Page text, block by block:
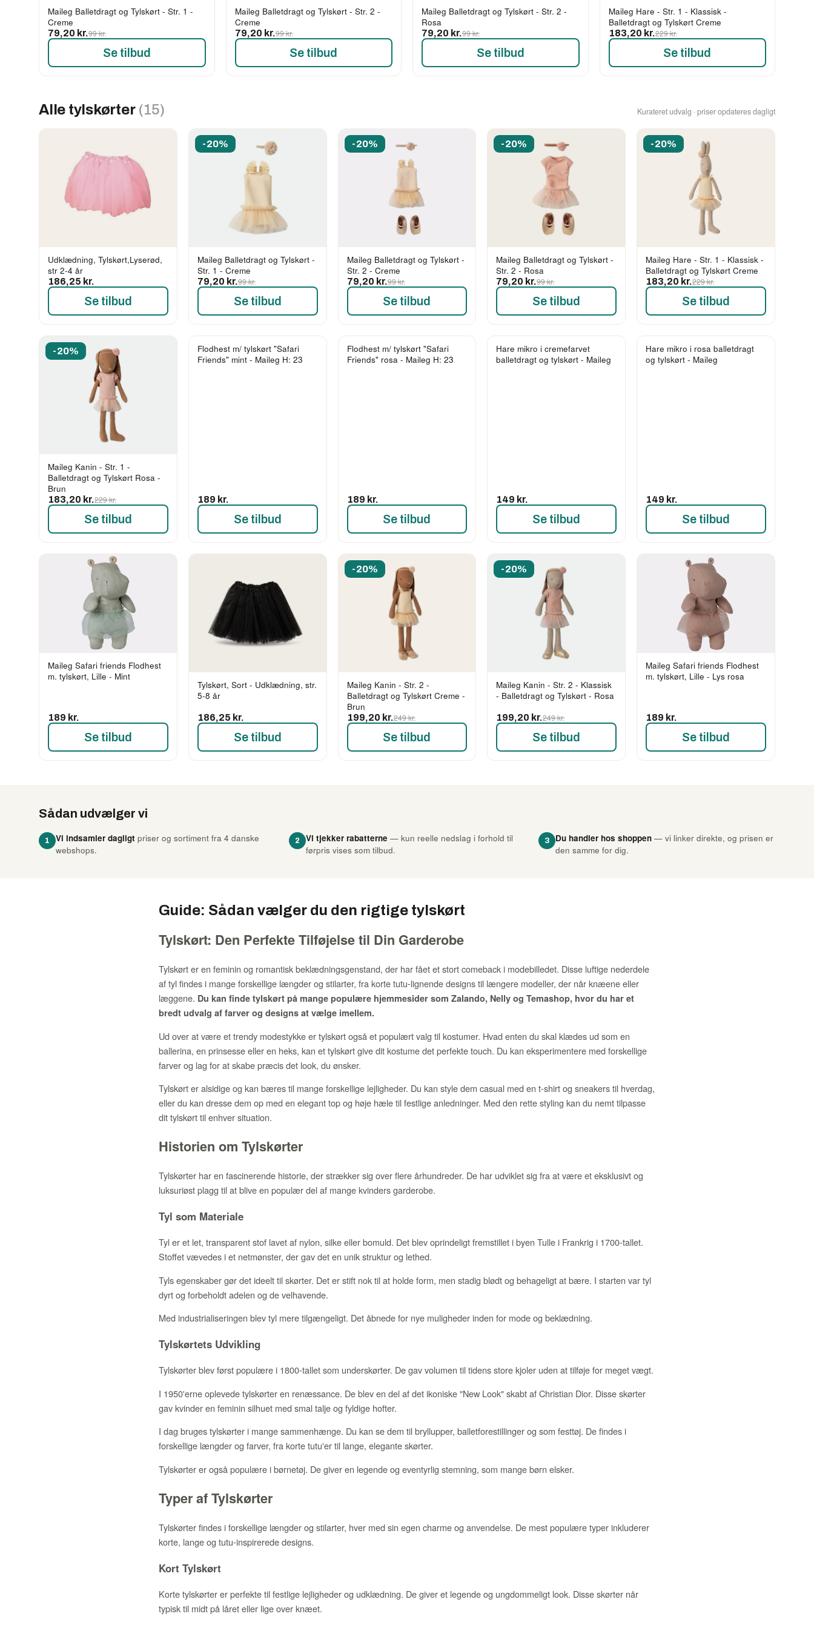
Maileg Balletdragt og Tylskørt - Str. 1 -
Creme
79,20 kr.99 kr.
Se tilbud
Maileg Balletdragt og Tylskørt - Str. 2 -
Creme
79,20 kr.99 kr.
Se tilbud
Maileg Balletdragt og Tylskørt - Str. 2 -
Rosa
79,20 kr.99 kr.
Se tilbud
Maileg Hare - Str. 1 - Klassisk -
Balletdragt og Tylskørt Creme
183,20 kr.229 kr.
Se tilbud
Alle tylskørter (15) Kurateret udvalg · priser opdateres dagligt
Udklædning, Tylskørt,Lyserød,
str 2-4 år
186,25 kr.
Se tilbud
-20%
Maileg Balletdragt og Tylskørt -
Str. 1 - Creme
79,20 kr.99 kr.
Se tilbud
-20%
Maileg Balletdragt og Tylskørt -
Str. 2 - Creme
79,20 kr.99 kr.
Se tilbud
-20%
Maileg Balletdragt og Tylskørt -
Str. 2 - Rosa
79,20 kr.99 kr.
Se tilbud
-20%
Maileg Hare - Str. 1 - Klassisk -
Balletdragt og Tylskørt Creme
183,20 kr.229 kr.
Se tilbud
-20%
Maileg Kanin - Str. 1 -
Balletdragt og Tylskørt Rosa -
Brun
183,20 kr.229 kr.
Se tilbud
Flodhest m/ tylskørt "Safari
Friends" mint - Maileg H: 23
189 kr.
Se tilbud
Flodhest m/ tylskørt "Safari
Friends" rosa - Maileg H: 23
189 kr.
Se tilbud
Hare mikro i cremefarvet
balletdragt og tylskørt - Maileg
149 kr.
Se tilbud
Hare mikro i rosa balletdragt
og tylskørt - Maileg
149 kr.
Se tilbud
Maileg Safari friends Flodhest
m. tylskørt, Lille - Mint
189 kr.
Se tilbud
Tylskørt, Sort - Udklædning, str.
5-8 år
186,25 kr.
Se tilbud
-20%
Maileg Kanin - Str. 2 -
Balletdragt og Tylskørt Creme -
Brun
199,20 kr.249 kr.
Se tilbud
-20%
Maileg Kanin - Str. 2 - Klassisk
- Balletdragt og Tylskørt - Rosa
199,20 kr.249 kr.
Se tilbud
Maileg Safari friends Flodhest
m. tylskørt, Lille - Lys rosa
189 kr.
Se tilbud
Sådan udvælger vi
1 Vi indsamler dagligt priser og sortiment fra 4 danske
webshops.
2 Vi tjekker rabatterne — kun reelle nedslag i forhold til
førpris vises som tilbud.
3 Du handler hos shoppen — vi linker direkte, og prisen er
den samme for dig.
Guide: Sådan vælger du den rigtige tylskørt
Tylskørt: Den Perfekte Tilføjelse til Din Garderobe
Tylskørt er en feminin og romantisk beklædningsgenstand, der har fået et stort comeback i modebilledet. Disse luftige nederdele
af tyl findes i mange forskellige længder og stilarter, fra korte tutu-lignende designs til længere modeller, der når knæene eller
læggene. Du kan finde tylskørt på mange populære hjemmesider som Zalando, Nelly og Temashop, hvor du har et
bredt udvalg af farver og designs at vælge imellem.
Ud over at være et trendy modestykke er tylskørt også et populært valg til kostumer. Hvad enten du skal klædes ud som en
ballerina, en prinsesse eller en heks, kan et tylskørt give dit kostume det perfekte touch. Du kan eksperimentere med forskellige
farver og lag for at skabe præcis det look, du ønsker.
Tylskørt er alsidige og kan bæres til mange forskellige lejligheder. Du kan style dem casual med en t-shirt og sneakers til hverdag,
eller du kan dresse dem op med en elegant top og høje hæle til festlige anledninger. Med den rette styling kan du nemt tilpasse
dit tylskørt til enhver situation.
Historien om Tylskørter
Tylskørter har en fascinerende historie, der strækker sig over flere århundreder. De har udviklet sig fra at være et eksklusivt og
luksuriøst plagg til at blive en populær del af mange kvinders garderobe.
Tyl som Materiale
Tyl er et let, transparent stof lavet af nylon, silke eller bomuld. Det blev oprindeligt fremstillet i byen Tulle i Frankrig i 1700-tallet.
Stoffet vævedes i et netmønster, der gav det en unik struktur og lethed.
Tyls egenskaber gør det ideelt til skørter. Det er stift nok til at holde form, men stadig blødt og behageligt at bære. I starten var tyl
dyrt og forbeholdt adelen og de velhavende.
Med industrialiseringen blev tyl mere tilgængeligt. Det åbnede for nye muligheder inden for mode og beklædning.
Tylskørtets Udvikling
Tylskørter blev først populære i 1800-tallet som underskørter. De gav volumen til tidens store kjoler uden at tilføje for meget vægt.
I 1950'erne oplevede tylskørter en renæssance. De blev en del af det ikoniske "New Look" skabt af Christian Dior. Disse skørter
gav kvinder en feminin silhuet med smal talje og fyldige hofter.
I dag bruges tylskørter i mange sammenhænge. Du kan se dem til bryllupper, balletforestillinger og som festtøj. De findes i
forskellige længder og farver, fra korte tutu'er til lange, elegante skørter.
Tylskørter er også populære i børnetøj. De giver en legende og eventyrlig stemning, som mange børn elsker.
Typer af Tylskørter
Tylskørter findes i forskellige længder og stilarter, hver med sin egen charme og anvendelse. De mest populære typer inkluderer
korte, lange og tutu-inspirerede designs.
Kort Tylskørt
Korte tylskørter er perfekte til festlige lejligheder og udklædning. De giver et legende og ungdommeligt look. Disse skørter når
typisk til midt på låret eller lige over knæet.